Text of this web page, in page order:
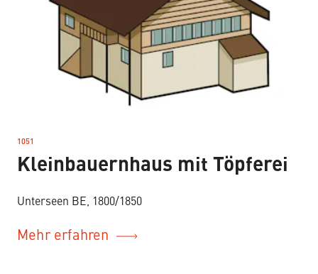
1051
–
Kleinbauernhaus mit Töpferei
Unterseen BE, 1800/1850
Mehr erfahren